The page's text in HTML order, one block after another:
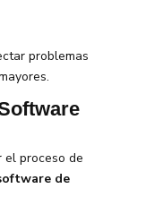
problemas
el proceso de
de